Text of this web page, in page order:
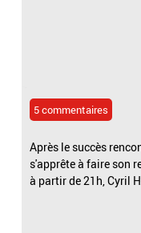
5 commentaires
Après le succès
s'apprête à faire son
à partir de 21h, Cyril